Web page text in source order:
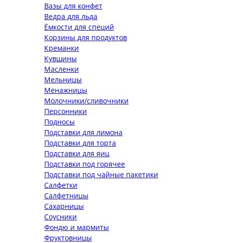
Вазы для конфет
Ведра для льда
Ёмкости для специй
Корзины для продуктов
Креманки
Кувшины
Масленки
Мельницы
Менажницы
Молочники/сливочники
Персонники
Подносы
Подставки для лимона
Подставки для торта
Подставки для яиц
Подставки под горячее
Подставки под чайные пакетики
Салфетки
Салфетницы
Сахарницы
Соусники
Фондю и мармиты
Фруктовницы